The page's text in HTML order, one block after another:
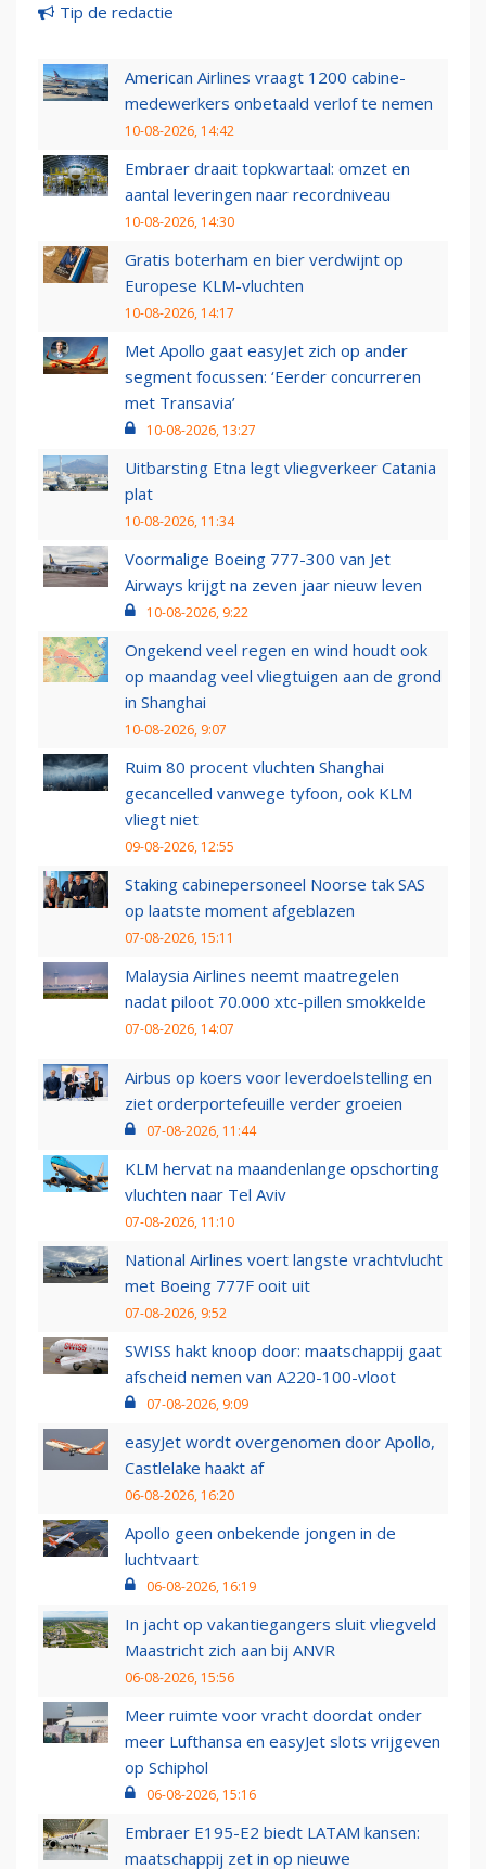
Tip de redactie
American Airlines vraagt 1200 cabine-
medewerkers onbetaald verlof te nemen
10-08-2026, 14:42
Embraer draait topkwartaal: omzet en
aantal leveringen naar recordniveau
10-08-2026, 14:30
Gratis boterham en bier verdwijnt op
Europese KLM-vluchten
10-08-2026, 14:17
Met Apollo gaat easyJet zich op ander
segment focussen: ‘Eerder concurreren
met Transavia’
10-08-2026, 13:27
Uitbarsting Etna legt vliegverkeer Catania
plat
10-08-2026, 11:34
Voormalige Boeing 777-300 van Jet
Airways krijgt na zeven jaar nieuw leven
10-08-2026, 9:22
Ongekend veel regen en wind houdt ook
op maandag veel vliegtuigen aan de grond
in Shanghai
10-08-2026, 9:07
Ruim 80 procent vluchten Shanghai
gecancelled vanwege tyfoon, ook KLM
vliegt niet
09-08-2026, 12:55
Staking cabinepersoneel Noorse tak SAS
op laatste moment afgeblazen
07-08-2026, 15:11
Malaysia Airlines neemt maatregelen
nadat piloot 70.000 xtc-pillen smokkelde
07-08-2026, 14:07
Airbus op koers voor leverdoelstelling en
ziet orderportefeuille verder groeien
07-08-2026, 11:44
KLM hervat na maandenlange opschorting
vluchten naar Tel Aviv
07-08-2026, 11:10
National Airlines voert langste vrachtvlucht
met Boeing 777F ooit uit
07-08-2026, 9:52
SWISS hakt knoop door: maatschappij gaat
afscheid nemen van A220-100-vloot
07-08-2026, 9:09
easyJet wordt overgenomen door Apollo,
Castlelake haakt af
06-08-2026, 16:20
Apollo geen onbekende jongen in de
luchtvaart
06-08-2026, 16:19
In jacht op vakantiegangers sluit vliegveld
Maastricht zich aan bij ANVR
06-08-2026, 15:56
Meer ruimte voor vracht doordat onder
meer Lufthansa en easyJet slots vrijgeven
op Schiphol
06-08-2026, 15:16
Embraer E195-E2 biedt LATAM kansen:
maatschappij zet in op nieuwe